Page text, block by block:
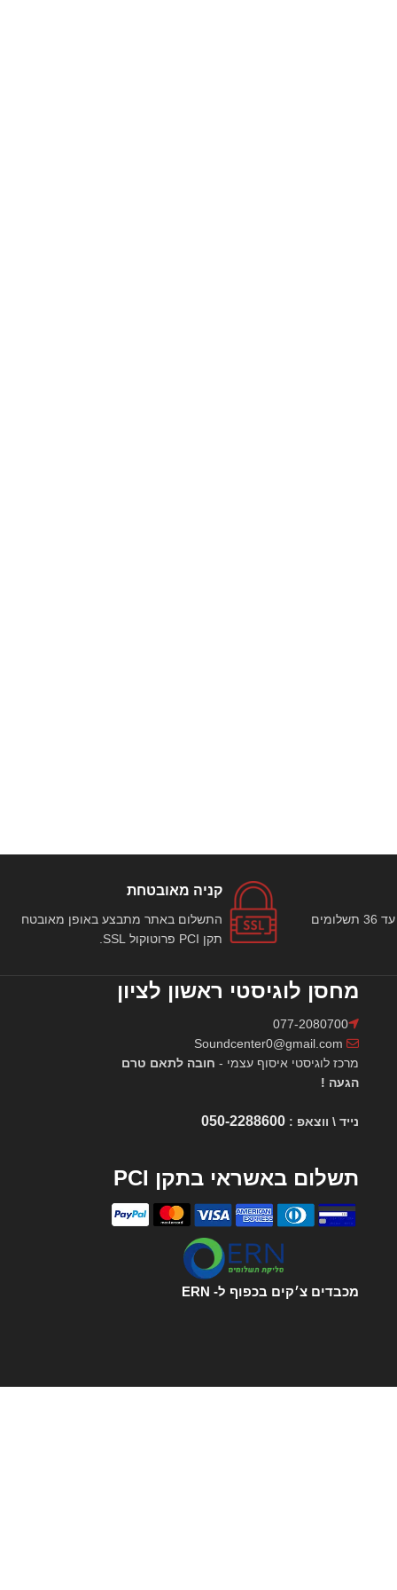
ניתן לבצע רכישה באתר עד 36 תשלומים
קניה מאובטחת
התשלום באתר מתבצע באופן מאובטח
תקן PCI פרוטוקול SSL.
מחסן לוגיסטי ראשון לציון
077-2080700
Soundcenter0@gmail.com
מרכז לוגיסטי איסוף עצמי - חובה לתאם טרם
הגעה !
נייד \ ווצאפ : 050-2288600
תשלום באשראי בתקן PCI
מכבדים צ׳קים בכפוף ל- ERN